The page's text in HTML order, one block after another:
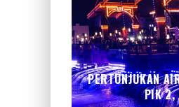
PERTUNJUKAN
PIK 2,